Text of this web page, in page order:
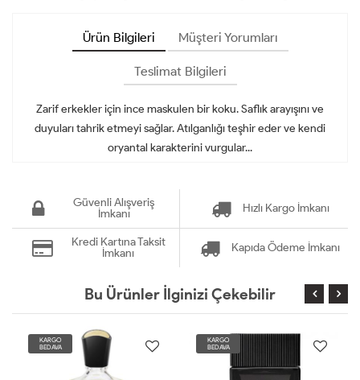
Ürün Bilgileri Müşteri Yorumları
Teslimat Bilgileri
Zarif erkekler için ince maskulen bir koku. Saflık arayışını ve
duyuları tahrik etmeyi sağlar. Atılganlığı teşhir eder ve kendi
oryantal karakterini vurgular...
Güvenli Alışveriş
İmkanı
Hızlı Kargo İmkanı
Kredi Kartına Taksit
İmkanı
Kapıda Ödeme İmkanı
Bu Ürünler İlginizi Çekebilir
KARGO
BEDAVA
KARGO
BEDAVA